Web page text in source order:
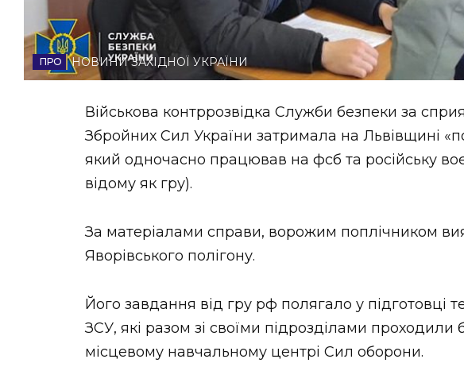
ВІДЕО
НОВИНИ ЗАХІДНОЇ УКРАЇНИ
Військова контррозвідка Служби безпеки за
Збройних Сил України затримала на Львівщині
який одночасно працював на фсб та російську
відому як гру).
За матеріалами справи, ворожим поплічником
Яворівського полігону.
Його завдання від гру рф полягало у підготовці
ЗСУ, які разом зі своїми підрозділами проходили
місцевому навчальному центрі Сил оборони.